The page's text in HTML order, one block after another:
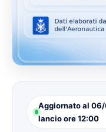
Aggiornato al
lancio ore 12:00